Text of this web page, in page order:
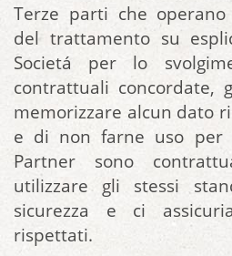
Terze parti che operano
del trattamento su
Societá per lo
contrattuali concordate,
memorizzare alcun dato
e di non farne uso per
Partner sono
utilizzare gli stessi
sicurezza e ci
rispettati.